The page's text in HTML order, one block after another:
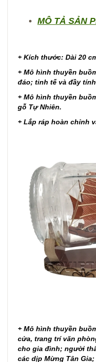
MÔ TẢ SẢN
+ Kích thước: Dài 20
+ Mô hình thuyền
đáo; tinh tế và đầy
+ Mô hình thuyền
gỗ Tự Nhiên.
+ Lắp ráp hoàn chỉnh
+ Mô hình thuyền
cửa, trang trí văn
cho gia đình; người
các dịp Mừng Tân